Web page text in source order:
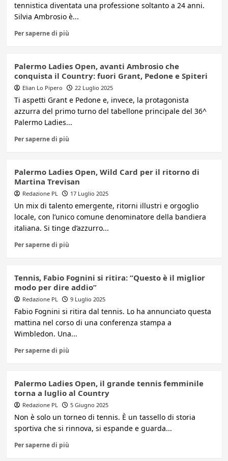
tennistica diventata una professione soltanto a 24 anni.
Silvia Ambrosio è...
Per saperne di più
Palermo Ladies Open, avanti Ambrosio che
conquista il Country: fuori Grant, Pedone e Spiteri
Elian Lo Pipero 22 Luglio 2025
Ti aspetti Grant e Pedone e, invece, la protagonista
azzurra del primo turno del tabellone principale del 36^
Palermo Ladies...
Per saperne di più
Palermo Ladies Open, Wild Card per il ritorno di
Martina Trevisan
Redazione PL 17 Luglio 2025
Un mix di talento emergente, ritorni illustri e orgoglio
locale, con l’unico comune denominatore della bandiera
italiana. Si tinge d’azzurro...
Per saperne di più
Tennis, Fabio Fognini si ritira: “Questo è il miglior
modo per dire addio”
Redazione PL 9 Luglio 2025
Fabio Fognini si ritira dal tennis. Lo ha annunciato questa
mattina nel corso di una conferenza stampa a
Wimbledon. Una...
Per saperne di più
Palermo Ladies Open, il grande tennis femminile
torna a luglio al Country
Redazione PL 5 Giugno 2025
Non è solo un torneo di tennis. È un tassello di storia
sportiva che si rinnova, si espande e guarda...
Per saperne di più